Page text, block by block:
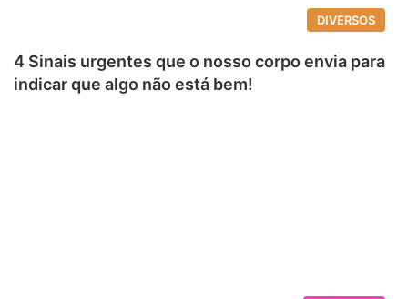
DIVERSOS
4 Sinais urgentes que o nosso corpo envia para
indicar que algo não está bem!